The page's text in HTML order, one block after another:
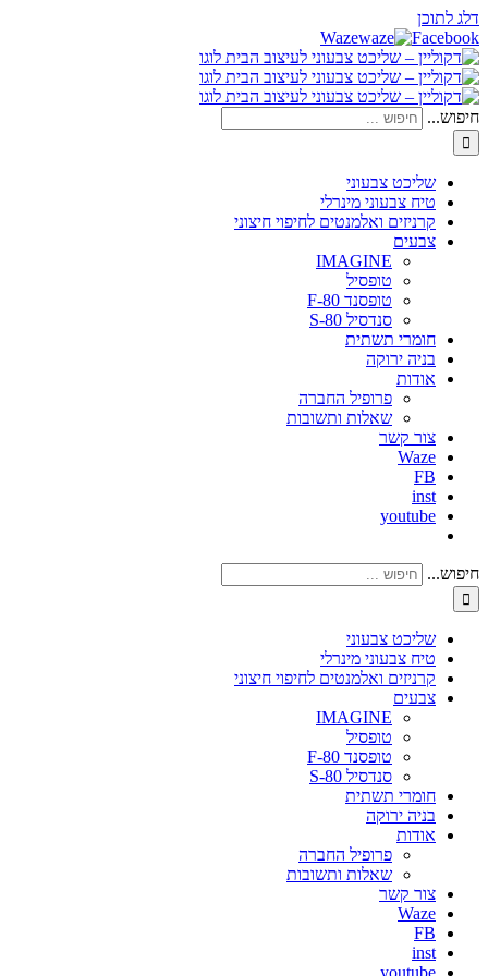
דלג לתוכן
Waze
Facebook
חיפוש...
שליכט צבעוני
טיח צבעוני מינרלי
קרניזים ואלמנטים לחיפוי חיצוני
צבעים
IMAGINE
טופסיל
טופסנד F-80
סנדסיל S-80
חומרי תשתית
בניה ירוקה
אודות
פרופיל החברה
שאלות ותשובות
צור קשר
Waze
FB
inst
youtube
חיפוש...
שליכט צבעוני
טיח צבעוני מינרלי
קרניזים ואלמנטים לחיפוי חיצוני
צבעים
IMAGINE
טופסיל
טופסנד F-80
סנדסיל S-80
חומרי תשתית
בניה ירוקה
אודות
פרופיל החברה
שאלות ותשובות
צור קשר
Waze
FB
inst
youtube